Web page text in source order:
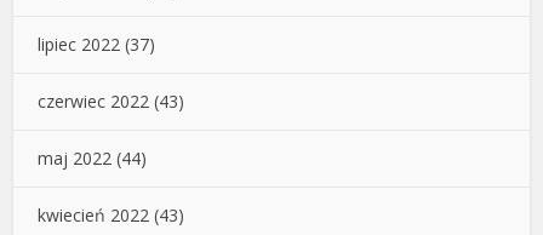
lipiec 2022 (37)
czerwiec 2022 (43)
maj 2022 (44)
kwiecień 2022 (43)